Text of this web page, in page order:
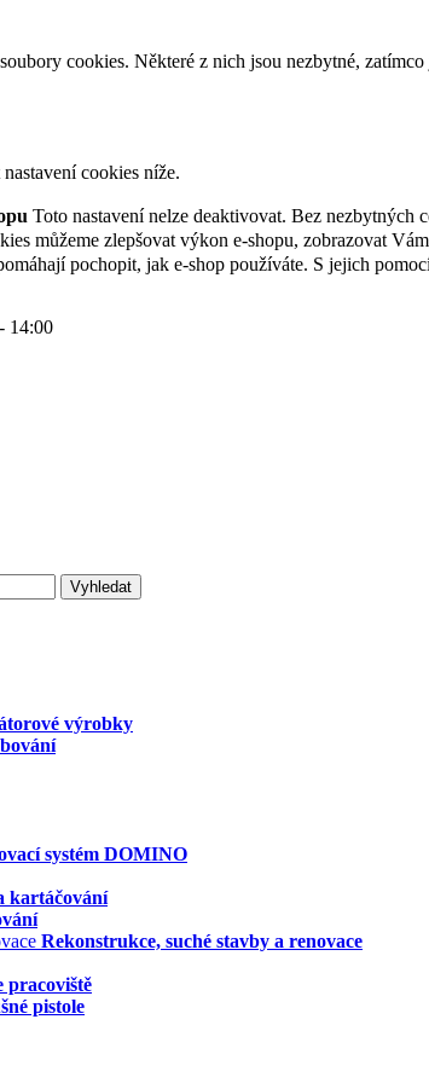
cookies. Některé z nich jsou nezbytné,
cookies níže.
Toto nastavení nelze deaktivovat. Bez nezbytných
můžeme zlepšovat výkon e-shopu, zobrazovat
pochopit, jak e-shop používáte. S jejich
14:00
Vyhledat
výrobky
systém DOMINO
kartáčování
Rekonstrukce, suché stavby a renovace
pracoviště
pistole